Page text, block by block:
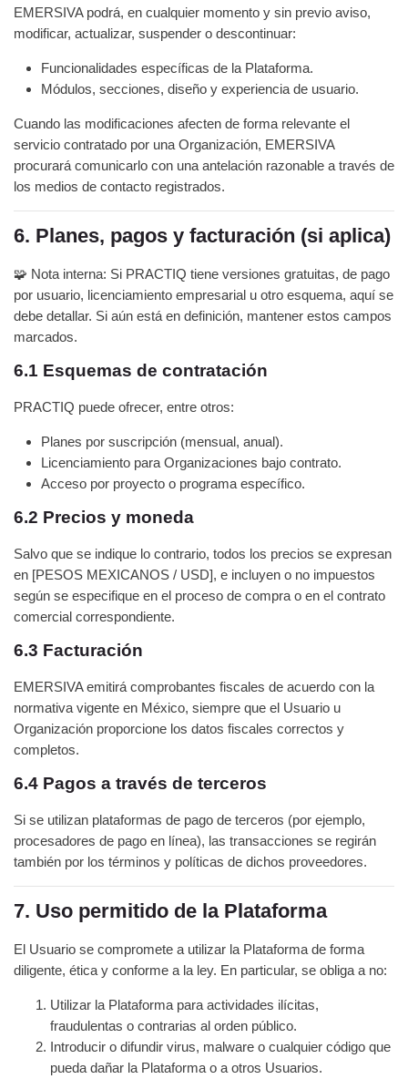
EMERSIVA podrá, en cualquier momento y sin previo aviso,
modificar, actualizar, suspender o descontinuar:
Funcionalidades específicas de la Plataforma.
Módulos, secciones, diseño y experiencia de usuario.
Cuando las modificaciones afecten de forma relevante el
servicio contratado por una Organización, EMERSIVA
procurará comunicarlo con una antelación razonable a través de
los medios de contacto registrados.
6. Planes, pagos y facturación (si aplica)
🧩 Nota interna: Si PRACTIQ tiene versiones gratuitas, de pago
por usuario, licenciamiento empresarial u otro esquema, aquí se
debe detallar. Si aún está en definición, mantener estos campos
marcados.
6.1 Esquemas de contratación
PRACTIQ puede ofrecer, entre otros:
Planes por suscripción (mensual, anual).
Licenciamiento para Organizaciones bajo contrato.
Acceso por proyecto o programa específico.
6.2 Precios y moneda
Salvo que se indique lo contrario, todos los precios se expresan
en [PESOS MEXICANOS / USD], e incluyen o no impuestos
según se especifique en el proceso de compra o en el contrato
comercial correspondiente.
6.3 Facturación
EMERSIVA emitirá comprobantes fiscales de acuerdo con la
normativa vigente en México, siempre que el Usuario u
Organización proporcione los datos fiscales correctos y
completos.
6.4 Pagos a través de terceros
Si se utilizan plataformas de pago de terceros (por ejemplo,
procesadores de pago en línea), las transacciones se regirán
también por los términos y políticas de dichos proveedores.
7. Uso permitido de la Plataforma
El Usuario se compromete a utilizar la Plataforma de forma
diligente, ética y conforme a la ley. En particular, se obliga a no:
Utilizar la Plataforma para actividades ilícitas,
fraudulentas o contrarias al orden público.
Introducir o difundir virus, malware o cualquier código que
pueda dañar la Plataforma o a otros Usuarios.